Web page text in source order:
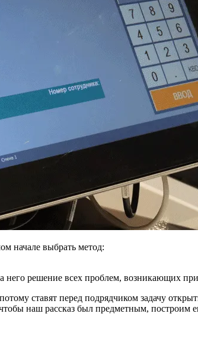
начале выбрать метод:
него решение всех проблем, возникающих
ставят перед подрядчиком задачу
наш рассказ был предметным, построим